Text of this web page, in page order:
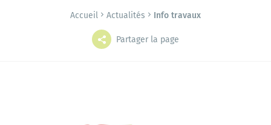
Accueil Actualités Info travaux
Partager la page
Grands projets Mes démarches